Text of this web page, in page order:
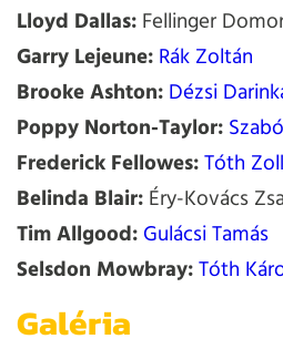
Lloyd Dallas:Fellinger
Garry Lejeune:Rák Zoltán
Brooke Ashton:Dézsi
Poppy Norton-Taylor:
Frederick Fellowes:Tóth
Belinda Blair:Éry-Kovács
Tim Allgood:Gulácsi Tamás
Selsdon Mowbray:Tóth
Galéria